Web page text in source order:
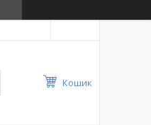
Кошик